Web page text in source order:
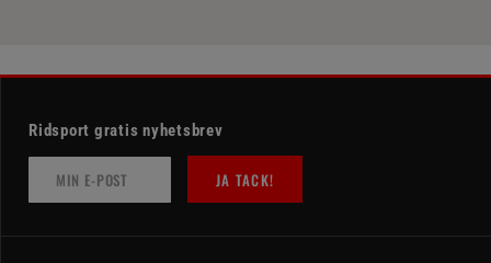
Ridsport gratis nyhetsbrev
JA TACK!